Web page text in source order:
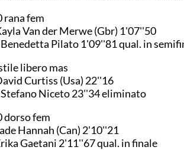
rana fem
Van der Merwe (Gbr) 1'07''50
Benedetta Pilato 1'09''81 qual. in
libero mas
Curtiss (Usa) 22''16
Stefano Niceto 23''34 eliminato
dorso fem
Hannah (Can) 2'10''21
Gaetani 2'11''67 qual. in finale